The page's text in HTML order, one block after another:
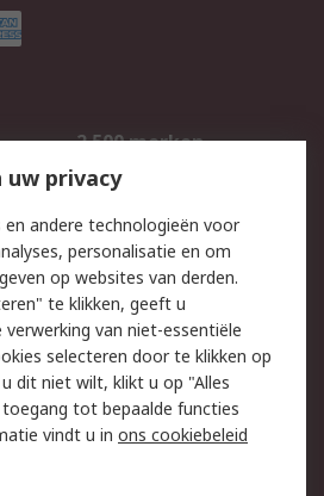
2.500 merken
Inkoopoplossingen
Email veiligheid
Websitevoorwaarden
uw privacy
en andere technologieën voor
personalisatie en om
op websites van derden.
te klikken, geeft u
van niet-essentiële
selecteren door te klikken op
dit niet wilt, klikt u op "Alles
tot bepaalde functies
vindt u in ons cookiebeleid